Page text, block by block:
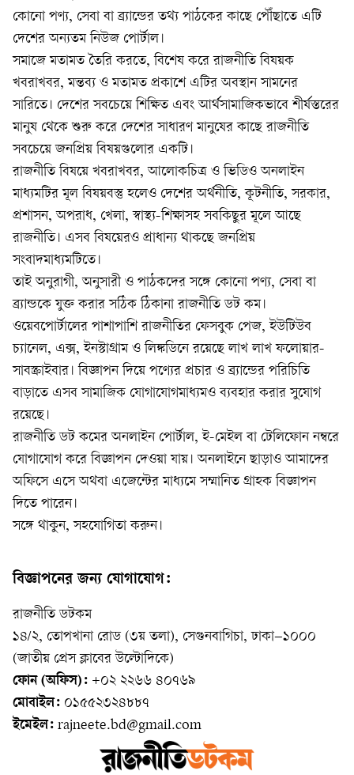
কোনো পণ্য, সেবা বা ব্র্যান্ডের তথ্য পাঠকের কাছে পৌঁছাতে এটি
দেশের অন্যতম নিউজ পোর্টাল।
সমাজে মতামত তৈরি করতে, বিশেষ করে রাজনীতি বিষয়ক
খবরাখবর, মন্তব্য ও মতামত প্রকাশে এটির অবস্থান সামনের
সারিতে। দেশের সবচেয়ে শিক্ষিত এবং আর্থসামাজিকভাবে শীর্ষস্তরের
মানুষ থেকে শুরু করে দেশের সাধারণ মানুষের কাছে রাজনীতি
সবচেয়ে জনপ্রিয় বিষয়গুলোর একটি।
রাজনীতি বিষয়ে খবরাখবর, আলোকচিত্র ও ভিডিও অনলাইন
মাধ্যমটির মূল বিষয়বস্তু হলেও দেশের অর্থনীতি, কূটনীতি, সরকার,
প্রশাসন, অপরাধ, খেলা, স্বাস্থ্য-শিক্ষাসহ সবকিছুর মূলে আছে
রাজনীতি। এসব বিষয়েরও প্রাধান্য থাকছে জনপ্রিয়
সংবাদমাধ্যমটিতে।
তাই অনুরাগী, অনুসারী ও পাঠকদের সঙ্গে কোনো পণ্য, সেবা বা
ব্র্যান্ডকে যুক্ত করার সঠিক ঠিকানা রাজনীতি ডট কম।
ওয়েবপোর্টালের পাশাপাশি রাজনীতির ফেসবুক পেজ, ইউটিউব
চ্যানেল, এক্স, ইনস্টাগ্রাম ও লিঙ্কডিনে রয়েছে লাখ লাখ ফলোয়ার-
সাবস্ক্রাইবার। বিজ্ঞাপন দিয়ে পণ্যের প্রচার ও ব্র্যান্ডের পরিচিতি
বাড়াতে এসব সামাজিক যোগাযোগমাধ্যমও ব্যবহার করার সুযোগ
রয়েছে।
রাজনীতি ডট কমের অনলাইন পোর্টাল, ই-মেইল বা টেলিফোন নম্বরে
যোগাযোগ করে বিজ্ঞাপন দেওয়া যায়। অনলাইনে ছাড়াও আমাদের
অফিসে এসে অথবা এজেন্টের মাধ্যমে সম্মানিত গ্রাহক বিজ্ঞাপন
দিতে পারেন।
সঙ্গে থাকুন, সহযোগিতা করুন।
বিজ্ঞাপনের জন্য যোগাযোগ:
রাজনীতি ডটকম
১৪/২, তোপখানা রোড (৩য় তলা), সেগুনবাগিচা, ঢাকা–১০০০
(জাতীয় প্রেস ক্লাবের উল্টোদিকে)
ফোন (অফিস): +০২ ২২৬৬ ৪০৭৬৯
মোবাইল: ০১৫৫২৩২৪৮৮৭
ইমেইল: rajneete.bd@gmail.com